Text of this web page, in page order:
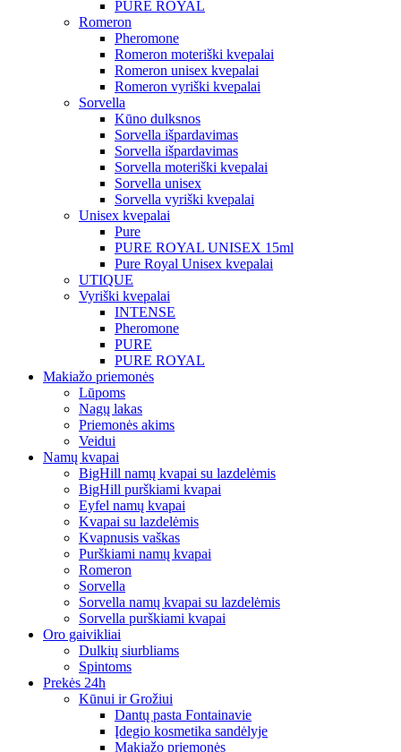
PURE ROYAL
Romeron
Pheromone
Romeron moteriški kvepalai
Romeron unisex kvepalai
Romeron vyriški kvepalai
Sorvella
Kūno dulksnos
Sorvella išpardavimas
Sorvella išpardavimas
Sorvella moteriški kvepalai
Sorvella unisex
Sorvella vyriški kvepalai
Unisex kvepalai
Pure
PURE ROYAL UNISEX 15ml
Pure Royal Unisex kvepalai
UTIQUE
Vyriški kvepalai
INTENSE
Pheromone
PURE
PURE ROYAL
Makiažo priemonės
Lūpoms
Nagų lakas
Priemonės akims
Veidui
Namų kvapai
BigHill namų kvapai su lazdelėmis
BigHill purškiami kvapai
Eyfel namų kvapai
Kvapai su lazdelėmis
Kvapnusis vaškas
Purškiami namų kvapai
Romeron
Sorvella
Sorvella namų kvapai su lazdelėmis
Sorvella purškiami kvapai
Oro gaivikliai
Dulkių siurbliams
Spintoms
Prekės 24h
Kūnui ir Grožiui
Dantų pasta Fontainavie
Įdegio kosmetika sandėlyje
Makiažo priemonės